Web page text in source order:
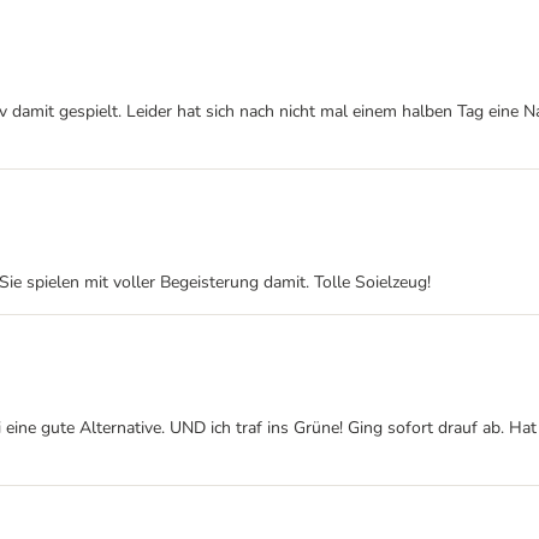
gespielt. Leider hat sich nach nicht mal einem halben Tag
spielen mit voller Begeisterung damit. Tolle Soielzeug!
gute Alternative. UND ich traf ins Grüne! Ging sofort drauf ab.